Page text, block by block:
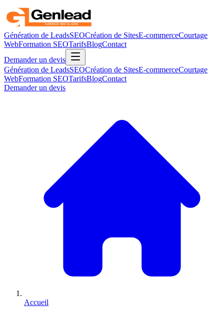
Génération de LeadsSEOCréation de SitesE-commerceCourtage
WebFormation SEOTarifsBlogContact
Demander un devis
Génération de LeadsSEOCréation de SitesE-commerceCourtage
WebFormation SEOTarifsBlogContact
Demander un devis
Accueil